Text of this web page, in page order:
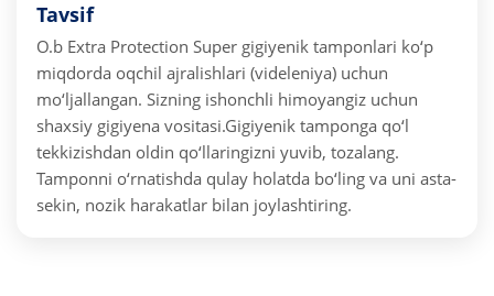
Tavsif
O.b Extra Protection Super gigiyenik tamponlari ko‘p
miqdorda oqchil ajralishlari (videleniya) uchun
mo‘ljallangan. Sizning ishonchli himoyangiz uchun
shaxsiy gigiyena vositasi.Gigiyenik tamponga qo‘l
tekkizishdan oldin qo‘llaringizni yuvib, tozalang.
Tamponni o‘rnatishda qulay holatda bo‘ling va uni asta-
sekin, nozik harakatlar bilan joylashtiring.